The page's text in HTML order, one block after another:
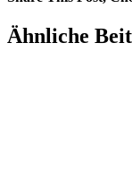
Facebook
X
WhatsApp
Pinterest
E-
Mail
Ähnliche